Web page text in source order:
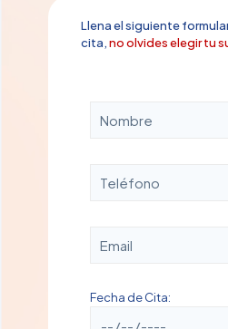
Llena el siguiente
cita,no olvides elegir tu
Fecha de Cita: